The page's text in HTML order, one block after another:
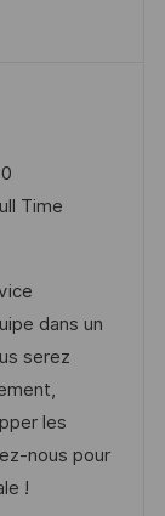
Achats
Time
dans un
serez
les
nous pour
!